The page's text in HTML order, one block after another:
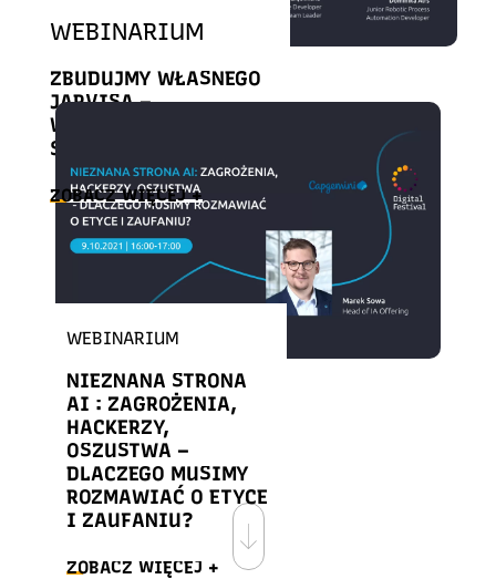
WEBINARIUM
ZBUDUJMY WŁASNEGO
JARVISA –
WPROWADZENIE DO
ŚWIATA CHATBOTÓW
ZOBACZ WIĘCEJ +
WEBINARIUM
NIEZNANA STRONA
AI : ZAGROŻENIA,
HACKERZY,
OSZUSTWA –
DLACZEGO MUSIMY
ROZMAWIAĆ O ETYCE
I ZAUFANIU?
ZOBACZ WIĘCEJ +